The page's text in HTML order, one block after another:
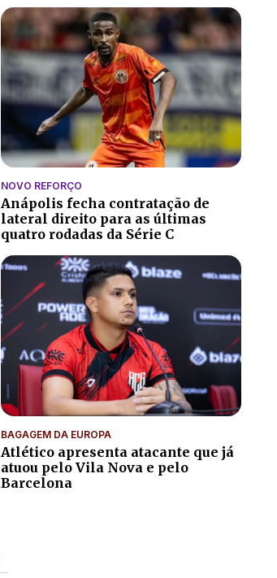
NOVO REFORÇO
Anápolis fecha contratação de
lateral direito para as últimas
quatro rodadas da Série C
BAGAGEM DA EUROPA
Atlético apresenta atacante que já
atuou pelo Vila Nova e pelo
Barcelona